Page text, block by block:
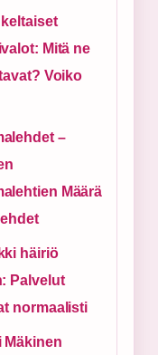
Mitä ne
Voiko
–
Määrä
häiriö
Palvelut
normaalisti
Mäkinen